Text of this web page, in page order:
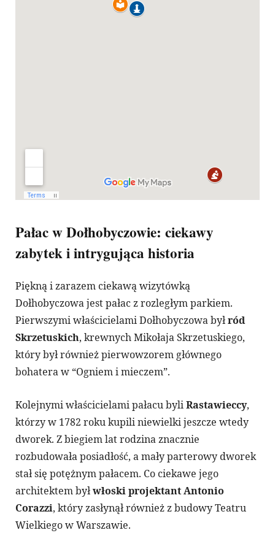
Pałac w Dołhobyczowie: ciekawy
zabytek i intrygująca historia
Piękną i zarazem ciekawą wizytówką
Dołhobyczowa jest pałac z rozległym parkiem.
Pierwszymi właścicielami Dołhobyczowa byłród
Skrzetuskich, krewnych Mikołaja Skrzetuskiego,
który był również pierwowzorem głównego
bohatera w “Ogniem i mieczem”.
Kolejnymi właścicielami pałacu byliRastawieccy,
którzy w 1782 roku kupili niewielki jeszcze wtedy
dworek. Z biegiem lat rodzina znacznie
rozbudowała posiadłość, a mały parterowy dworek
stał się potężnym pałacem. Co ciekawe jego
architektem byłwłoski projektant Antonio
Corazzi, który zasłynął również z budowy Teatru
Wielkiego w Warszawie.